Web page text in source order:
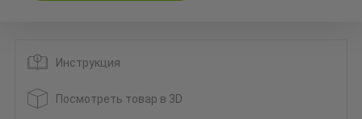
Инструкция
Посмотреть товар в 3D